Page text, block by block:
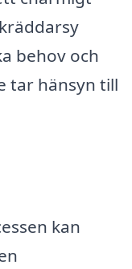
behov och
tar hänsyn till
kan